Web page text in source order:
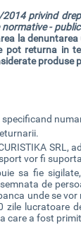
privind
-
la
returna in
produse
specificand
SRL,
vor fi
sa fie
de
unde se
lucratoare
care a fost